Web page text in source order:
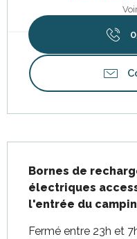
Bornes de
électriques
l'entrée du
Fermé entre 23h et